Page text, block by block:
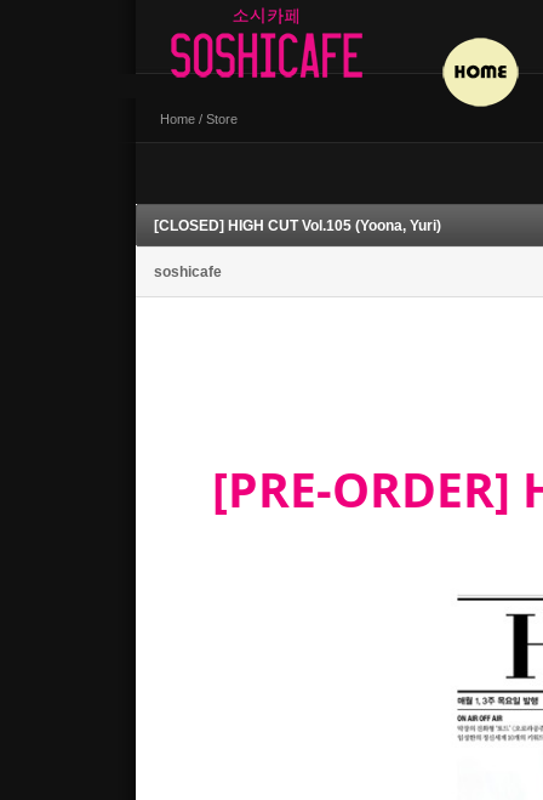
Home / Store
[CLOSED] HIGH CUT Vol.105 (Yoona, Yuri)
soshicafe
[PRE-